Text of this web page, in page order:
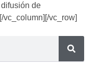
de
vc_column][/vc_row]